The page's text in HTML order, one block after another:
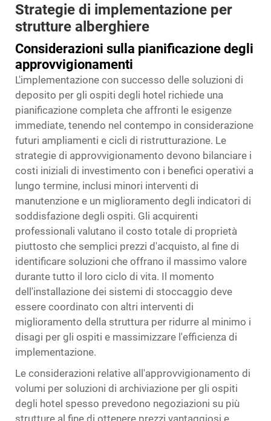
Strategie di implementazione per
strutture alberghiere
Considerazioni sulla pianificazione degli
approvvigionamenti
L'implementazione con successo delle soluzioni di
deposito per gli ospiti degli hotel richiede una
pianificazione completa che affronti le esigenze
immediate, tenendo nel contempo in considerazione
futuri ampliamenti e cicli di ristrutturazione. Le
strategie di approvvigionamento devono bilanciare i
costi iniziali di investimento con i benefici operativi a
lungo termine, inclusi minori interventi di
manutenzione e un miglioramento degli indicatori di
soddisfazione degli ospiti. Gli acquirenti
professionali valutano il costo totale di proprietà
piuttosto che semplici prezzi d'acquisto, al fine di
identificare soluzioni che offrano il massimo valore
durante tutto il loro ciclo di vita. Il momento
dell'installazione dei sistemi di stoccaggio deve
essere coordinato con altri interventi di
miglioramento della struttura per ridurre al minimo i
disagi per gli ospiti e massimizzare l'efficienza di
implementazione.
Le considerazioni relative all'approvvigionamento di
volumi per soluzioni di archiviazione per gli ospiti
degli hotel spesso prevedono negoziazioni su più